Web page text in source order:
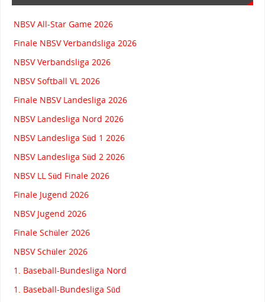
NBSV All-Star Game 2026
Finale NBSV Verbandsliga 2026
NBSV Verbandsliga 2026
NBSV Softball VL 2026
Finale NBSV Landesliga 2026
NBSV Landesliga Nord 2026
NBSV Landesliga Süd 1 2026
NBSV Landesliga Süd 2 2026
NBSV LL Süd Finale 2026
Finale Jugend 2026
NBSV Jugend 2026
Finale Schüler 2026
NBSV Schüler 2026
1. Baseball-Bundesliga Nord
1. Baseball-Bundesliga Süd